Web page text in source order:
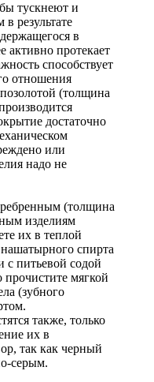
тускнеют и
результате
в
активно протекает
способствует
отношения
(толщина
достаточно
или
надо не
(толщина
изделиям
их в теплой
спирта
с питьевой содой
прочистите мягкой
(зубного
также, только
их в
так как черный
серым.